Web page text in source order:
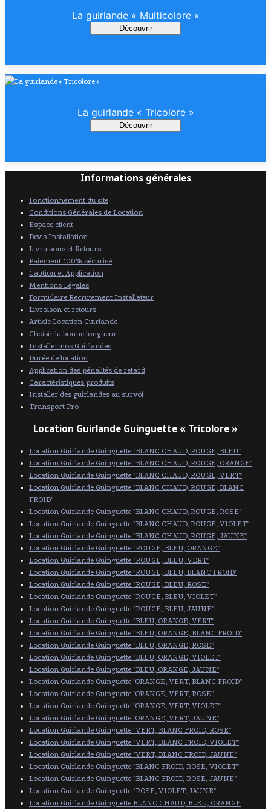
La guirlande « Multicolore »
Découvrir
La guirlande « Tricolore »
Découvrir
Informations générales
Fonctionnement du site
Conditions Générales de Location
Espace client
Devis Installation
Livraisons et Retours
Paiement 100% sécurisé
Caution et Application
Mentions Légales
Formulaire Recrutement Installateur
Livraison et retours
Article Location Guirlande
Choisir la bonne longueur
Installer nos Guirlandes
Durée de location
Application des pénalités de retard
Caractéristiques produits
Installer des guirlandes au survol
Transport Pro
Location Guirlande Guinguette « Tricolore »
Location Guirlande Guinguette "BLANC CHAUD, ROUGE, BLEU"
Location Guirlande Guinguette "BLANC CHAUD, ROUGE, ORANGE"
Location Guirlande Guinguette "BLANC CHAUD, ROUGE, VERT"
Location Guirlande Guinguette "BLANC CHAUD, ROUGE, BLANC
FROID"
Location Guirlande Guinguette "BLANC CHAUD, ROUGE, ROSE"
Location Guirlande Guinguette "BLANC CHAUD, ROUGE, VIOLET"
Location Guirlande Guinguette "BLANC CHAUD, ROUGE, JAUNE"
Location Guirlande Guinguette "ROUGE, BLEU, ORANGE"
Location Guirlande Guinguette "ROUGE, BLEU, VERT"
Location Guirlande Guinguette "ROUGE, BLEU, BLANC FROID"
Location Guirlande Guinguette "ROUGE, BLEU, ROSE"
Location Guirlande Guinguette "ROUGE, BLEU, VIOLET"
Location Guirlande Guinguette "ROUGE, BLEU, JAUNE"
Location Guirlande Guinguette "BLEU, ORANGE, VERT"
Location Guirlande Guinguette "BLEU, ORANGE, BLANC FROID"
Location Guirlande Guinguette "BLEU, ORANGE, ROSE"
Location Guirlande Guinguette "BLEU, ORANGE, VIOLET"
Location Guirlande Guinguette "BLEU, ORANGE, JAUNE"
Location Guirlande Guinguette "ORANGE, VERT, BLANC FROID"
Location Guirlande Guinguette "ORANGE, VERT, ROSE"
Location Guirlande Guinguette "ORANGE, VERT, VIOLET"
Location Guirlande Guinguette "ORANGE, VERT, JAUNE"
Location Guirlande Guinguette "VERT, BLANC FROID, ROSE"
Location Guirlande Guinguette "VERT, BLANC FROID, VIOLET"
Location Guirlande Guinguette "VERT, BLANC FROID, JAUNE"
Location Guirlande Guinguette "BLANC FROID, ROSE, VIOLET"
Location Guirlande Guinguette "BLANC FROID, ROSE, JAUNE"
Location Guirlande Guinguette "ROSE, VIOLET, JAUNE"
Location Guirlande Guinguette BLANC CHAUD, BLEU, ORANGE